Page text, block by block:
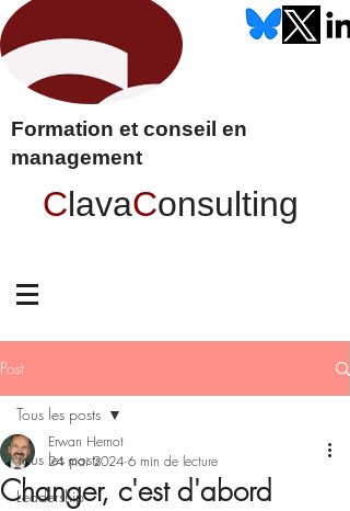
Formation et conseil en
management
ClavaConsulting
Post
Tous les posts
Leadership
Tous les posts
Changer, c'est d'abord
Erwan Hernot
24 mai 2024 6 min de lecture